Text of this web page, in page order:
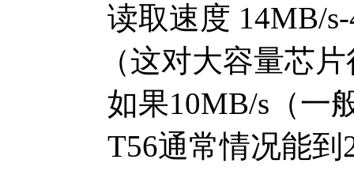
读取速度 14MB/s-
（这对大容量芯片
如果10MB/s（一般
T56通常情况能到